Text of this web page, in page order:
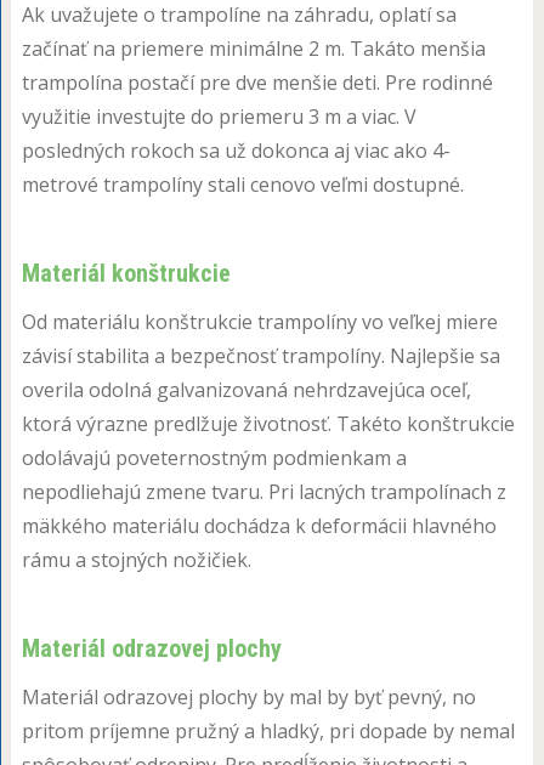
Ak uvažujete o trampolíne na záhradu, oplatí sa
začínať na priemere minimálne 2 m. Takáto menšia
trampolína postačí pre dve menšie deti. Pre rodinné
využitie investujte do priemeru 3 m a viac. V
posledných rokoch sa už dokonca aj viac ako 4-
metrové trampolíny stali cenovo veľmi dostupné.
Materiál konštrukcie
Od materiálu konštrukcie trampolíny vo veľkej miere
závisí stabilita a bezpečnosť trampolíny. Najlepšie sa
overila odolná galvanizovaná nehrdzavejúca oceľ,
ktorá výrazne predlžuje životnosť. Takéto konštrukcie
odolávajú poveternostným podmienkam a
nepodliehajú zmene tvaru. Pri lacných trampolínach z
mäkkého materiálu dochádza k deformácii hlavného
rámu a stojných nožičiek.
Materiál odrazovej plochy
Materiál odrazovej plochy by mal by byť pevný, no
pritom príjemne pružný a hladký, pri dopade by nemal